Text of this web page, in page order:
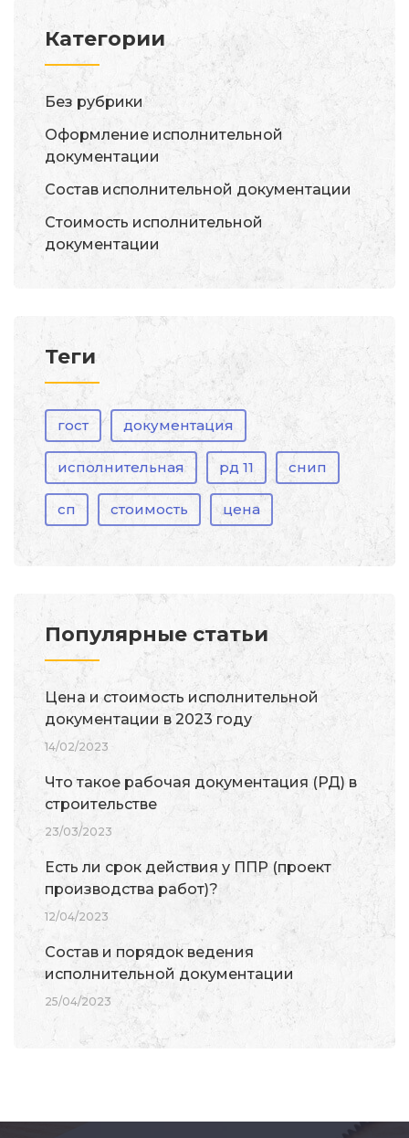
Категории
Без рубрики
Оформление исполнительной
документации
Состав исполнительной документации
Стоимость исполнительной
документации
Теги
гост документация
исполнительная рд 11 снип
сп стоимость цена
Популярные статьи
Цена и стоимость исполнительной
документации в 2023 году
14/02/2023
Что такое рабочая документация (РД) в
строительстве
23/03/2023
Есть ли срок действия у ППР (проект
производства работ)?
12/04/2023
Состав и порядок ведения
исполнительной документации
25/04/2023